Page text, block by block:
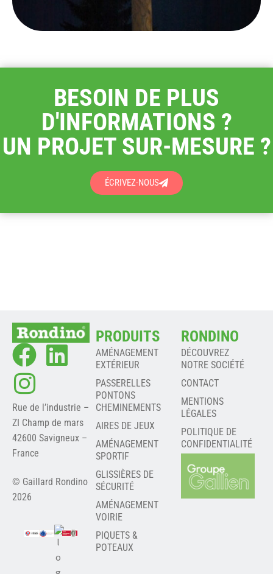
BESOIN DE PLUS
D'INFORMATIONS ?
UN PROJET SUR-MESURE ?
ÉCRIVEZ-NOUS
Rue de l’industrie –
ZI Champ de mars
42600 Savigneux –
France
© Gaillard Rondino
2026
PRODUITS
AMÉNAGEMENT
EXTÉRIEUR
PASSERELLES
PONTONS
CHEMINEMENTS
AIRES DE JEUX
AMÉNAGEMENT
SPORTIF
GLISSIÈRES DE
SÉCURITÉ
AMÉNAGEMENT
VOIRIE
PIQUETS &
POTEAUX
RONDINO
DÉCOUVREZ
NOTRE SOCIÉTÉ
CONTACT
MENTIONS
LÉGALES
POLITIQUE DE
CONFIDENTIALITÉ